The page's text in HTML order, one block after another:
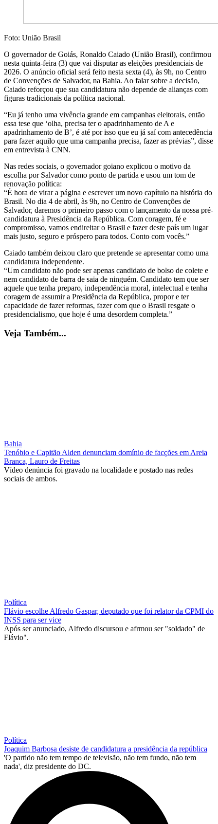
Foto: União Brasil
O governador de Goiás, Ronaldo Caiado (União Brasil), confirmou
nesta quinta-feira (3) que vai disputar as eleições presidenciais de
2026. O anúncio oficial será feito nesta sexta (4), às 9h, no Centro
de Convenções de Salvador, na Bahia. Ao falar sobre a decisão,
Caiado reforçou que sua candidatura não depende de alianças com
figuras tradicionais da política nacional.
“Eu já tenho uma vivência grande em campanhas eleitorais, então
essa tese que ‘olha, precisa ter o apadrinhamento de A e
apadrinhamento de B’, é até por isso que eu já saí com antecedência
para fazer aquilo que uma campanha precisa, fazer as prévias”, disse
em entrevista à CNN.
Nas redes sociais, o governador goiano explicou o motivo da
escolha por Salvador como ponto de partida e usou um tom de
renovação política:
“É hora de virar a página e escrever um novo capítulo na história do
Brasil. No dia 4 de abril, às 9h, no Centro de Convenções de
Salvador, daremos o primeiro passo com o lançamento da nossa pré-
candidatura à Presidência da República. Com coragem, fé e
compromisso, vamos endireitar o Brasil e fazer deste país um lugar
mais justo, seguro e próspero para todos. Conto com vocês.”
Caiado também deixou claro que pretende se apresentar como uma
candidatura independente.
“Um candidato não pode ser apenas candidato de bolso de colete e
nem candidato de barra de saia de ninguém. Candidato tem que ser
aquele que tenha preparo, independência moral, intelectual e tenha
coragem de assumir a Presidência da República, propor e ter
capacidade de fazer reformas, fazer com que o Brasil resgate o
presidencialismo, que hoje é uma desordem completa.”
Veja Também...
Bahia
Tenóbio e Capitão Alden denunciam domínio de facções em Areia
Branca, Lauro de Freitas
Vídeo denúncia foi gravado na localidade e postado nas redes
sociais de ambos.
Política
Flávio escolhe Alfredo Gaspar, deputado que foi relator da CPMI do
INSS para ser vice
Após ser anunciado, Alfredo discursou e afrmou ser "soldado" de
Flávio".
Política
Joaquim Barbosa desiste de candidatura a presidência da república
'O partido não tem tempo de televisão, não tem fundo, não tem
nada', diz presidente do DC.